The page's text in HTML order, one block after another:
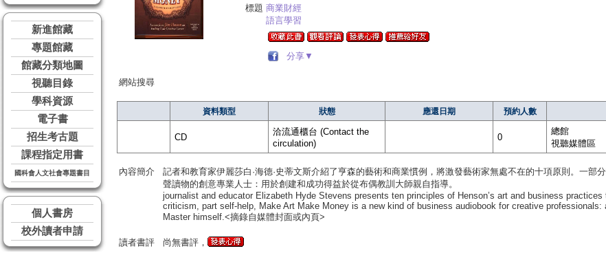
新進館藏
專題館藏
館藏分類地圖
視聽目錄
學科資源
電子書
招生考古題
課程指定用書
國科會人文社會專題書目
個人書房
校外讀者申請
標題 商業財經
語言學習
分享▼
網站搜尋
資料類型 狀態 應還日期 預約人數
CD
洽流通櫃台 (Contact the
circulation)
0
總館
視聽媒體區
內容簡介
記者和教育家伊麗莎白·海德·史蒂文斯介紹了亨森的藝術和商業慣例，將激發藝術家無處不在的十項原則。一
聲讀物的創意專業人士：用於創建和成功得益於從布偶教訓大師親自指導。
journalist and educator Elizabeth Hyde Stevens presents ten principles of Henson’s art and business
criticism, part self-help, Make Art Make Money is a new kind of business audiobook for creative
Master himself.<摘錄自媒體封面或內頁>
讀者書評 尚無書評，